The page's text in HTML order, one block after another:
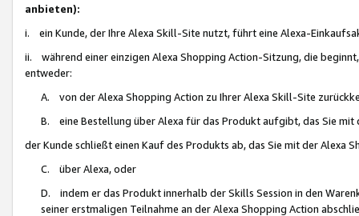
anbieten):
i. ein Kunde, der Ihre Alexa Skill-Site nutzt, führt eine Alexa-
ii. während einer einzigen Alexa Shopping Action-Sitzung, die
entweder:
A. von der Alexa Shopping Action zu Ihrer Alexa Skill-Site
B. eine Bestellung über Alexa für das Produkt aufgibt, das Sie mit
der Kunde schließt einen Kauf des Produkts ab, das Sie mit der Alexa
C. über Alexa, oder
D. indem er das Produkt innerhalb der Skills Session in den
seiner erstmaligen Teilnahme an der Alexa Shopping Action